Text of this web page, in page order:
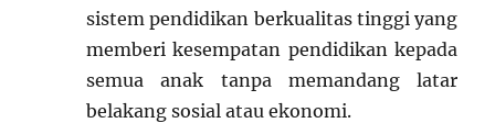
sistem pendidikan berkualitas tinggi yang
memberi kesempatan pendidikan kepada
semua anak tanpa memandang latar
belakang sosial atau ekonomi.